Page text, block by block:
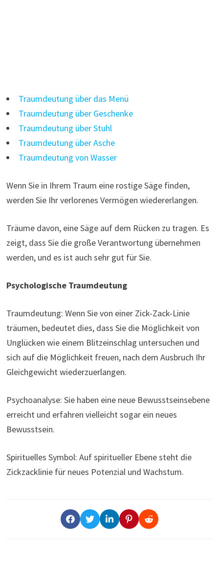
Traumdeutung über das Menü
Traumdeutung über Geschenke
Traumdeutung über Stuhl
Traumdeutung über Asche
Traumdeutung von Wasser
Wenn Sie in Ihrem Traum eine rostige Säge finden,
werden Sie Ihr verlorenes Vermögen wiedererlangen.
Träume davon, eine Säge auf dem Rücken zu tragen. Es
zeigt, dass Sie die große Verantwortung übernehmen
werden, und es ist auch sehr gut für Sie.
Psychologische Traumdeutung
Traumdeutung: Wenn Sie von einer Zick-Zack-Linie
träumen, bedeutet dies, dass Sie die Möglichkeit von
Unglücken wie einem Blitzeinschlag untersuchen und
sich auf die Möglichkeit freuen, nach dem Ausbruch Ihr
Gleichgewicht wiederzuerlangen.
Psychoanalyse: Sie haben eine neue Bewusstseinsebene
erreicht und erfahren vielleicht sogar ein neues
Bewusstsein.
Spirituelles Symbol: Auf spiritueller Ebene steht die
Zickzacklinie für neues Potenzial und Wachstum.